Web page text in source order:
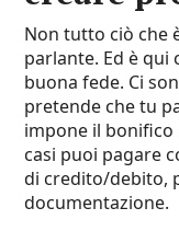
Non tutto ciò che
parlante. Ed è qui
buona fede. Ci
pretende che tu
impone il
casi puoi pagare
di credito/debito,
documentazione.